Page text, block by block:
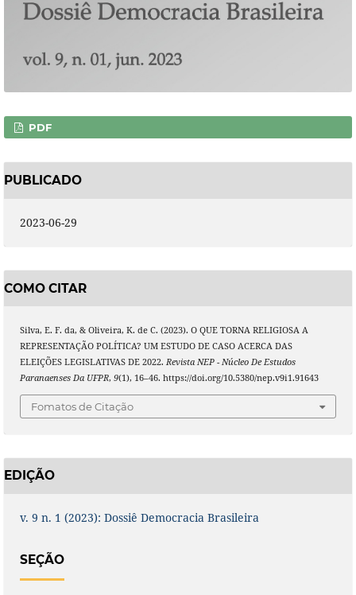
PDF
PUBLICADO
2023-06-29
COMO CITAR
Silva, E. F. da, & Oliveira, K. de C. (2023). O QUE TORNA RELIGIOSA A
REPRESENTAÇÃO POLÍTICA? UM ESTUDO DE CASO ACERCA DAS
ELEIÇÕES LEGISLATIVAS DE 2022. Revista NEP - Núcleo De Estudos
Paranaenses Da UFPR, 9(1), 16–46. https://doi.org/10.5380/nep.v9i1.91643
Fomatos de Citação
EDIÇÃO
v. 9 n. 1 (2023): Dossiê Democracia Brasileira
SEÇÃO